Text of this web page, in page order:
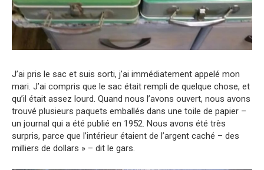
J’ai pris le sac et suis sorti, j’ai immédiatement appelé mon
mari. J’ai compris que le sac était rempli de quelque chose, et
qu’il était assez lourd. Quand nous l’avons ouvert, nous avons
trouvé plusieurs paquets emballés dans une toile de papier –
un journal qui a été publié en 1952. Nous avons été très
surpris, parce que l’intérieur étaient de l’argent caché – des
milliers de dollars » – dit le gars.